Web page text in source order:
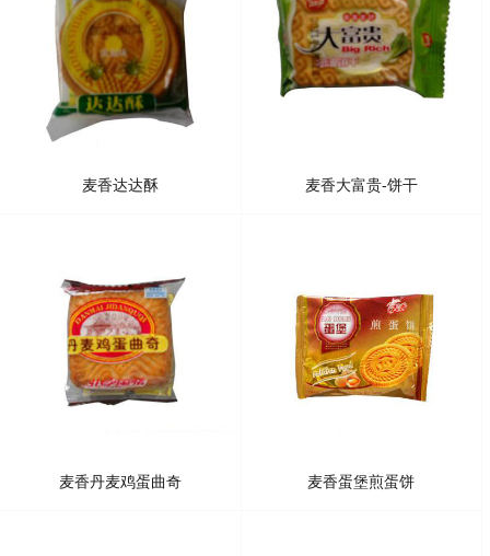
麦香达达酥 麦香大富贵-饼干
麦香丹麦鸡蛋曲奇 麦香蛋堡煎蛋饼